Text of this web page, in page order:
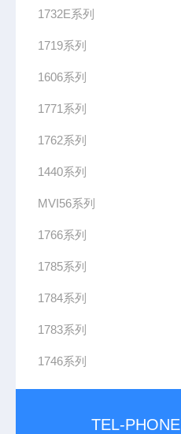
1732E系列
1719系列
1606系列
1771系列
1762系列
1440系列
MVI56系列
1766系列
1785系列
1784系列
1783系列
1746系列
TEL-PHONE